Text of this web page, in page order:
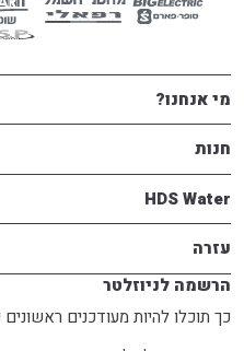
הרשמה לניוזלטר
כך תוכלו להיות מעודכנים
מי אנחנו?
חנות
HDS Water
עזרה